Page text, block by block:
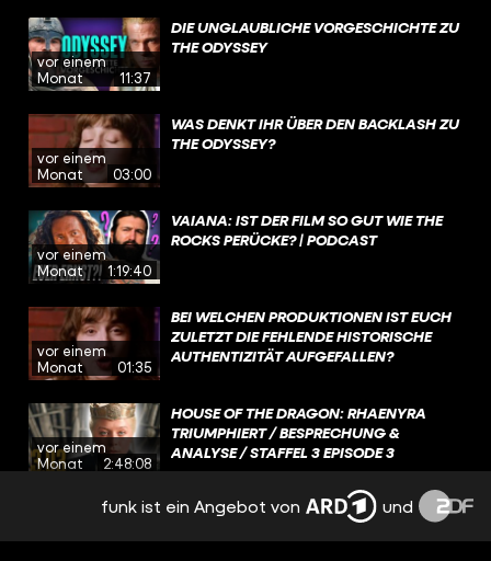
vor einem
Monat
11:37
DIE UNGLAUBLICHE VORGESCHICHTE ZU
THE ODYSSEY
vor einem
Monat
03:00
WAS DENKT IHR ÜBER DEN BACKLASH ZU
THE ODYSSEY?
vor einem
Monat
1:19:40
VAIANA: IST DER FILM SO GUT WIE THE
ROCKS PERÜCKE? | PODCAST
vor einem
Monat
01:35
BEI WELCHEN PRODUKTIONEN IST EUCH
ZULETZT DIE FEHLENDE HISTORISCHE
AUTHENTIZITÄT AUFGEFALLEN?
vor einem
Monat
2:48:08
HOUSE OF THE DRAGON: RHAENYRA
TRIUMPHIERT / BESPRECHUNG &
ANALYSE / STAFFEL 3 EPISODE 3
vor einem
WAS WAR FÜR EUCH DER UNSINNIGSTE
FILM-MERCH ÜBERHAUPT?
funk ist ein Angebot von und